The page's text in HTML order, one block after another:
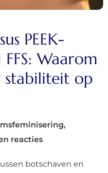
PEEK-
Waarom
stabiliteit op
,
reacties
botschaven en